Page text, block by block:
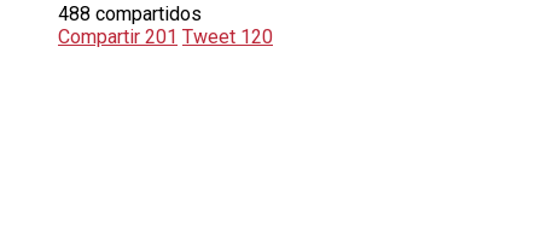
488 compartidos
Compartir 201 Tweet 120